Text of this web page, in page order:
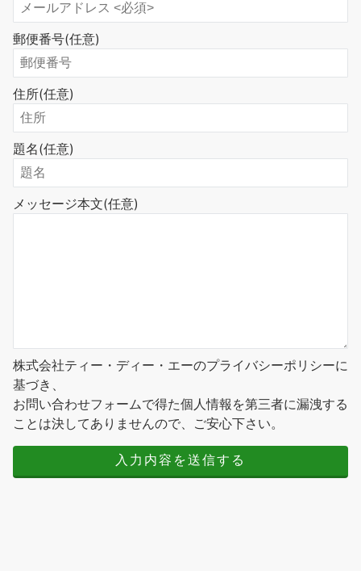
郵便番号(任意)
住所(任意)
題名(任意)
メッセージ本文(任意)
株式会社ティー・ディー・エーのプライバシーポリシーに
基づき、
お問い合わせフォームで得た個人情報を第三者に漏洩する
ことは決してありませんので、ご安心下さい。